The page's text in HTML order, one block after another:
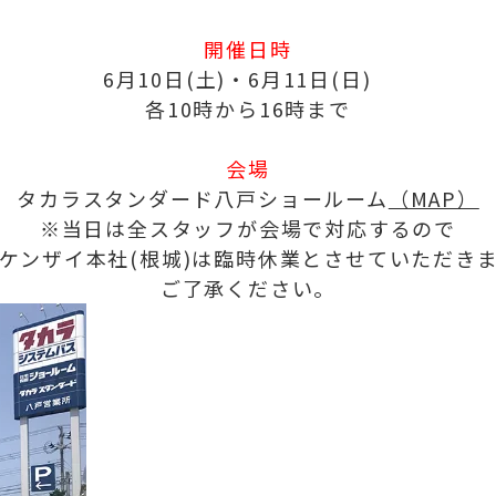
開催日時
6月10日(土)・6月11日(日)
各10時から16時まで
会場
タカラスタンダード八戸ショールーム （MAP）
※当日は全スタッフが会場で対応するので
ンザイ本社(根城)は臨時休業とさせていただき
ご了承ください。